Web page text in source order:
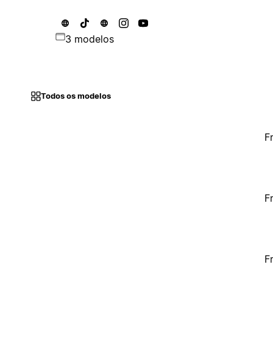
3 modelos
Todos os modelos